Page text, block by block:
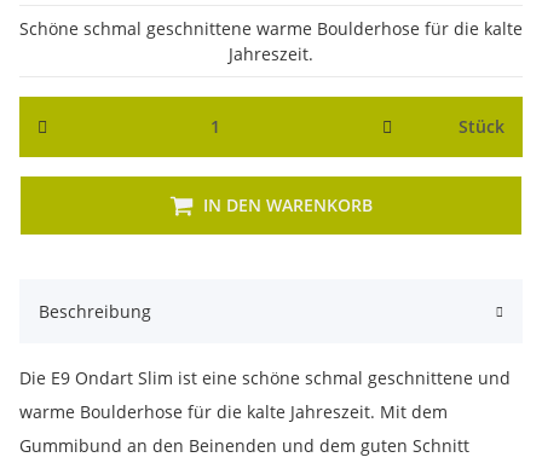
Schöne schmal geschnittene warme Boulderhose für die kalte
Jahreszeit.
Stück
IN DEN WARENKORB
Beschreibung
Die E9 Ondart Slim ist eine schöne schmal geschnittene und
warme Boulderhose für die kalte Jahreszeit. Mit dem
Gummibund an den Beinenden und dem guten Schnitt